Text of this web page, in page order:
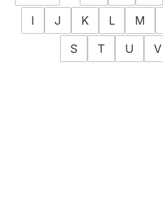
I
J K L M
S
T U V